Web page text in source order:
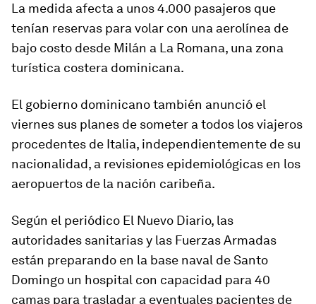
La medida afecta a unos 4.000 pasajeros que
tenían reservas para volar con una aerolínea de
bajo costo desde Milán a La Romana, una zona
turística costera dominicana.
El gobierno dominicano también anunció el
viernes sus planes de someter a todos los viajeros
procedentes de Italia, independientemente de su
nacionalidad, a revisiones epidemiológicas en los
aeropuertos de la nación caribeña.
Según el periódico El Nuevo Diario, las
autoridades sanitarias y las Fuerzas Armadas
están preparando en la base naval de Santo
Domingo un hospital con capacidad para 40
camas para trasladar a eventuales pacientes de